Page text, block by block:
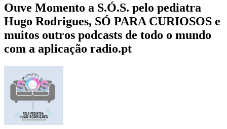
Ouve Momento a S.Ó.S. pelo pediatra
Hugo Rodrigues, SÓ PARA CURIOSOS e
muitos outros podcasts de todo o mundo
com a aplicação radio.pt